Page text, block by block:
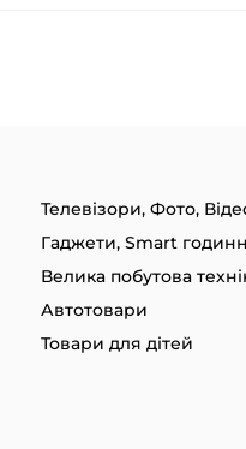
Телевізори, Фото,
Велика побутова
Автотовари
Товари для дітей